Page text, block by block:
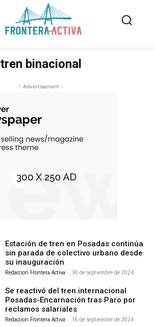
tren binacional
- Advertisement -
Estación de tren en Posadas continúa
sin parada de colectivo urbano desde
su inauguración
Redaccion Frontera Activa - 30 de septiembre de 2024
Se reactivó del tren internacional
Posadas-Encarnación tras Paro por
reclamos salariales
Redaccion Frontera Activa - 16 de septiembre de 2024